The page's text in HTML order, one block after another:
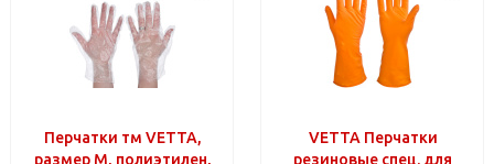
Перчатки тм VETTA,
размер M, полиэтилен,
VETTA Перчатки
резиновые спец. для